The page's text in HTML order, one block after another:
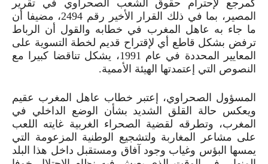
كمرجع لإحترام حقوق الشعب الصحراوي في تقرير
المصير، بما في ذلك القرار الأخير رقم 2494، مضيفا أن
ما جاء به عاهل المغرب في خطابه والقول أن الرباط
ترفض بشكل قاطع أي لإقتراح قديم لخطة التسوية على
المعايير المحددة في عام 1991، يشكل تناقضا كبيرا مع
النصوص التي إعتمدتها الهيئة الأممية.
المسؤول الصحراوي، إعتبر خطاب عاهل المغرب عقيم
ويعكس حالة القلق الشديد بشأن الوضع الداخلي في
المغرب، وتطرقه لقضية الصحراء الغربية غايته اللعب
على مشاعر المغاربة ولتشجيع الوطنية المزعومة التي
يمسها البؤس وغياب وجود آفاق ومستقبل داخل هذا البلد